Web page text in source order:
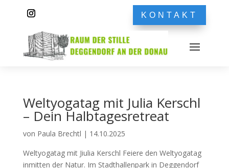
KONTAKT
Weltyogatag mit Julia Kerschl
– Dein Halbtagesretreat
von Paula Brechtl | 14.10.2025
Weltyogatag mit Jiulia Kerschl Feiere den Weltyogatag
inmitten der Natur. Im Stadthallenpark in Deggendorf